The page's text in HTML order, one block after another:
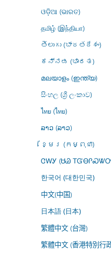
ଓଡ଼ିଆ (ଭାରତ)
தமிழ் (இந்தியா)
తెలుగు (భారతదేశం)
ಕನ್ನಡ (ಭಾರತ)
മലയാളം (ഇന്ത്യ)
සිංහල (ශ්‍රී ලංකාව)
ไทย (ไทย)
ລາວ (ລາວ)
ខ្មែរ (កម្ពុជា)
ᏣᎳᎩ (ᏌᏊ
한국어 (대한민국)
中文(中国)
日本語 (日本)
繁體中文 (台灣)
繁體中文 (香港特別行